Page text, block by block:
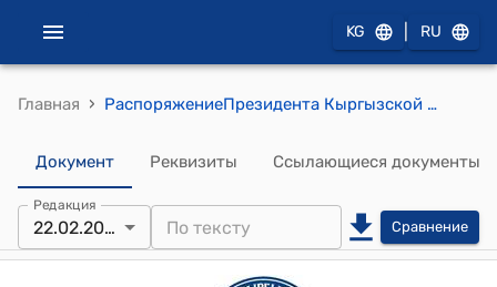
KG RU
Главная › РаспоряжениеПрезидента Кыргызской Республики от 22 февраля 2023 года РП № 26 (Об утверждении состава президиума Национальной аттестационной комиссии при Президенте Кыргызской Республики)
Документ Реквизиты Ссылающиеся документы
Редакция
22.02.2023 Сравнение